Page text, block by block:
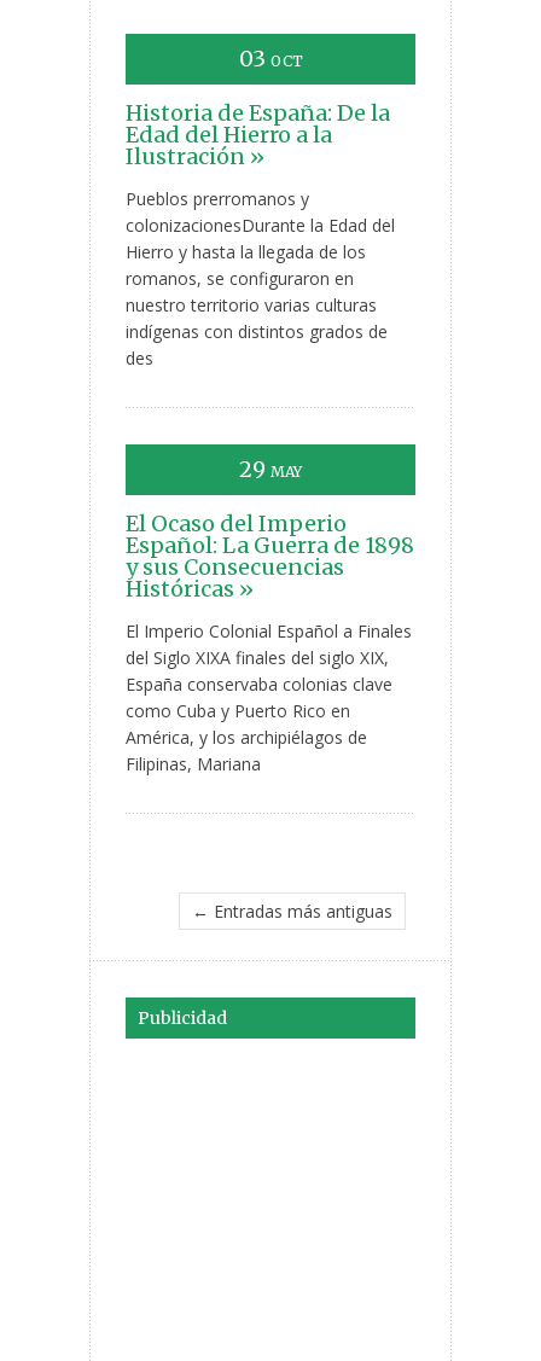
03 OCT
Historia de España: De la
Edad del Hierro a la
Ilustración »
Pueblos prerromanos y
colonizacionesDurante la Edad del
Hierro y hasta la llegada de los
romanos, se configuraron en
nuestro territorio varias culturas
indígenas con distintos grados de
des
29 MAY
El Ocaso del Imperio
Español: La Guerra de 1898
y sus Consecuencias
Históricas »
El Imperio Colonial Español a Finales
del Siglo XIXA finales del siglo XIX,
España conservaba colonias clave
como Cuba y Puerto Rico en
América, y los archipiélagos de
Filipinas, Mariana
← Entradas más antiguas
Publicidad